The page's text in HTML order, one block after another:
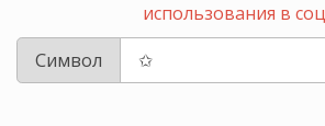
использования в
Символ